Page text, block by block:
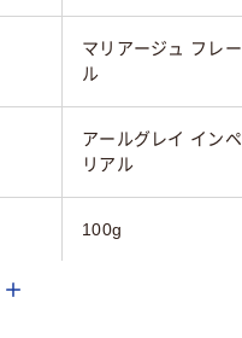
マリアージュ フレー
ル
アールグレイ インペ
リアル
100g